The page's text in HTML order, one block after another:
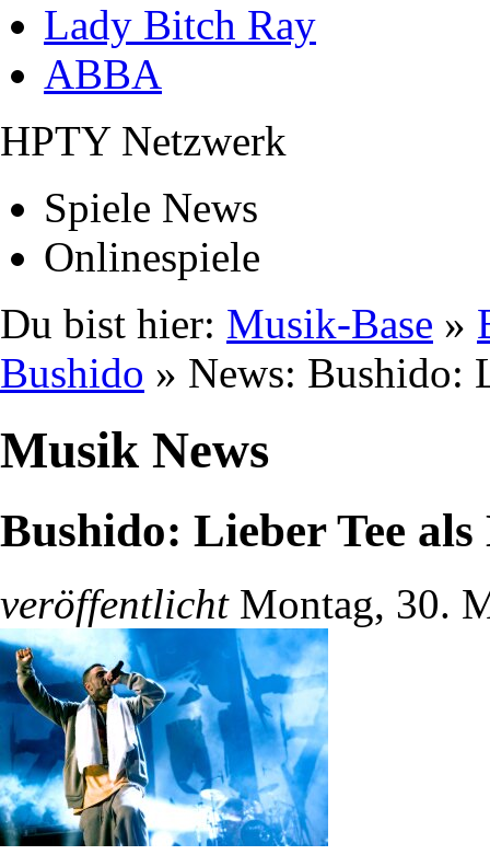
Lady Bitch Ray
ABBA
HPTY Netzwerk
Spiele News
Onlinespiele
Du bist hier: Musik-Base »
Bushido » News: Bushido:
Musik News
Bushido: Lieber Tee als
veröffentlichtMontag, 30.